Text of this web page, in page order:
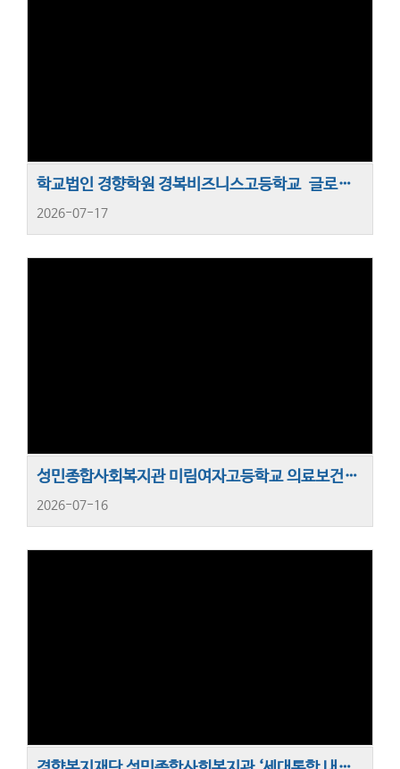
학교법인 경향학원 경복비즈니스고등학교 글로벌 인재 양성을 위한 ‘FTA 실무인력 양성 프로그램’ 운영
2026-07-17
성민종합사회복지관 미림여자고등학교 의료보건반과 함께하는 ‘프로젝트 자원활동’ 실시
2026-07-16